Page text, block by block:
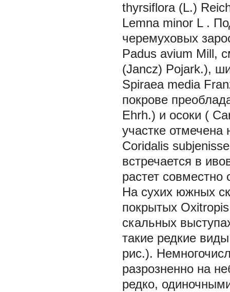
thyrsiflora (L.)
Lemna minor L .
черемуховых
Padus avium Mill,
(Jancz) Pojark.),
Spiraea media
покрове
Ehrh.) и осоки (
участке
Coridalis
встречается в
растет совместно
На сухих южных
покрытых
скальных
такие редкие
рис.).
разрозненно на
редко,